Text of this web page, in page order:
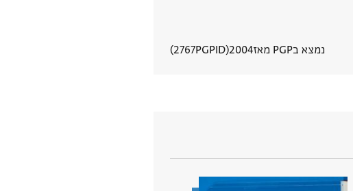
נמצא בPGP מאז 2004
PGPID
2767